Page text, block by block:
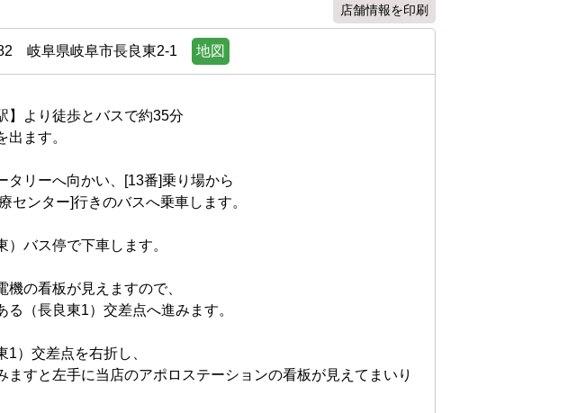
店舗情報を印刷
岐阜県岐阜市長良東2-1 地図
】より徒歩とバスで約35分
出ます。
タリーへ向かい、[13番]乗り場から
センター]行きのバスへ乗車します。
）バス停で下車します。
機の看板が見えますので、
る（長良東1）交差点へ進みます。
1）交差点を右折し、
ますと左手に当店のアポロステーションの看板が見えてまいり